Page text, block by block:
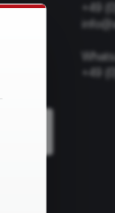
+49
+49